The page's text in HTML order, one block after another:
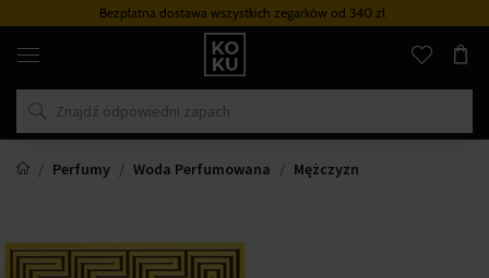
Bezpłatna dostawa wszystkich zegarkówod 340 zł
Oryginalne
perfumy
zegarki
w
miejscu
Perfumy
Woda Perfumowana Mężczyzn